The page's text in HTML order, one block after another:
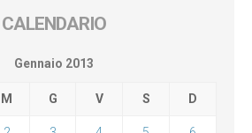
CALENDARIO
Gennaio 2013
M G V S D